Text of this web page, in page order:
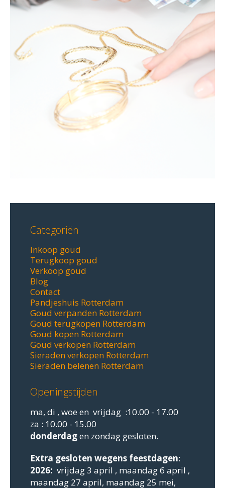
Categoriën
Inkoop goud
Terugkoop goud
Verkoop goud
Blog
Contact
Pandjeshuis Rotterdam
Goud verpanden Rotterdam
Goud terugkopen Rotterdam
Goud kopen Rotterdam
Goud verkopen Rotterdam
Sieraden verkopen Rotterdam
Sieraden belenen Rotterdam
Openingstijden
ma, di , woe en vrijdag :10.00 - 17.00
za : 10.00 - 15.00
donderdagen zondag gesloten.
Extra gesloten wegens feestdagen:
2026: vrijdag 3 april , maandag 6 april ,
maandag 27 april, maandag 25 mei,